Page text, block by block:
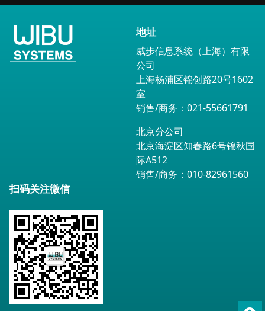
To
地址
威步信息系统（上海）有限
公司
上海杨浦区锦创路20号1602
室
销售/商务：021-55661791
北京分公司
北京海淀区知春路6号锦秋国
际A512
销售/商务：010-82961560
扫码关注微信